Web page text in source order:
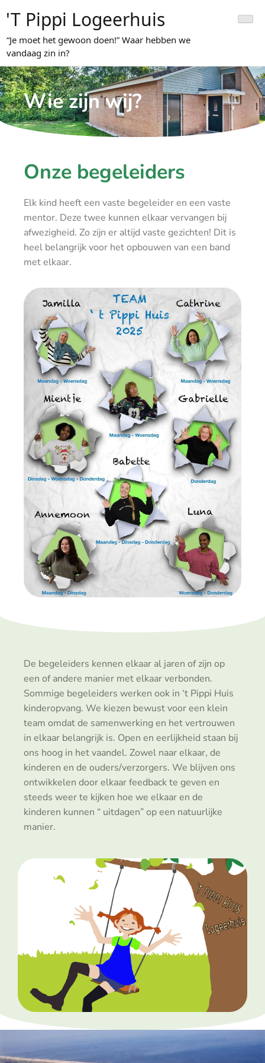
't Pippi Logeerhuis
“Je moet het gewoon doen!” Waar hebben we
vandaag zin in?
Wie zijn wij?
Onze begeleiders
Elk kind heeft een vaste begeleider en een vaste
mentor. Deze twee kunnen elkaar vervangen bij
afwezigheid. Zo zijn er altijd vaste gezichten! Dit is
heel belangrijk voor het opbouwen van een band
met elkaar.
De begeleiders kennen elkaar al jaren of zijn op
een of andere manier met elkaar verbonden.
Sommige begeleiders werken ook in ‘t Pippi Huis
kinderopvang. We kiezen bewust voor een klein
team omdat de samenwerking en het vertrouwen
in elkaar belangrijk is. Open en eerlijkheid staan bij
ons hoog in het vaandel. Zowel naar elkaar, de
kinderen en de ouders/verzorgers. We blijven ons
ontwikkelen door elkaar feedback te geven en
steeds weer te kijken hoe we elkaar en de
kinderen kunnen “ uitdagen” op een natuurlijke
manier.